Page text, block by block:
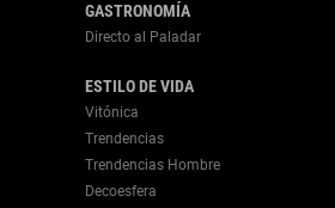
GASTRONOMÍA
Directo al Paladar
ESTILO DE VIDA
Vitónica
Trendencias
Trendencias Hombre
Decoesfera